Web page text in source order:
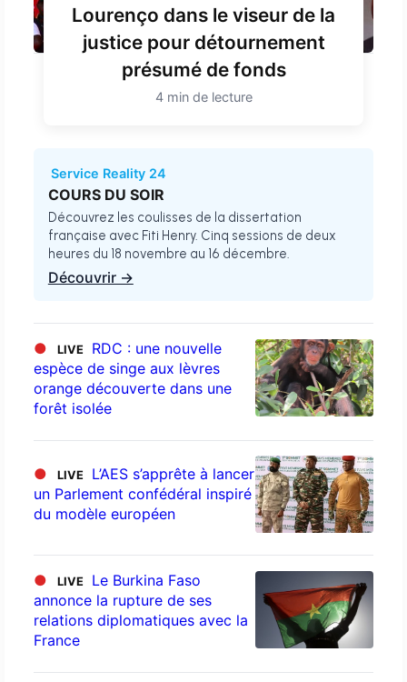
Lourenço dans le viseur de la
justice pour détournement
présumé de fonds
4 min de lecture
Service Reality 24
COURS DU SOIR
Découvrez les coulisses de la dissertation
française avec Fiti Henry. Cinq sessions de deux
heures du 18 novembre au 16 décembre.
Découvrir →
● LIVE
RDC : une nouvelle
espèce de singe aux lèvres
orange découverte dans une
forêt isolée
● LIVE
L’AES s’apprête à lancer
un Parlement confédéral inspiré
du modèle européen
● LIVE
Le Burkina Faso
annonce la rupture de ses
relations diplomatiques avec la
France